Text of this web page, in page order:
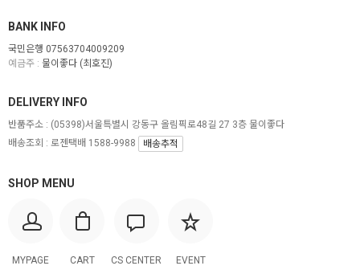
BANK INFO
국민은행 07563704009209
예금주 : 물이좋다 (최호진)
SHOP MENU
MYPAGE CART CS CENTER EVENT
DELIVERY INFO
반품주소 : (05398)서울특별시 강동구 올림픽로48길 27 3층 물이좋다
배송조회 : 로젠택배 1588-9988
배송추적